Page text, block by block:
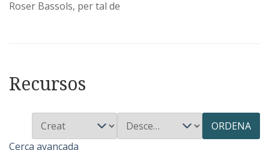
Roser Bassols, per tal de
Recursos
ORDENA
Cerca avançada